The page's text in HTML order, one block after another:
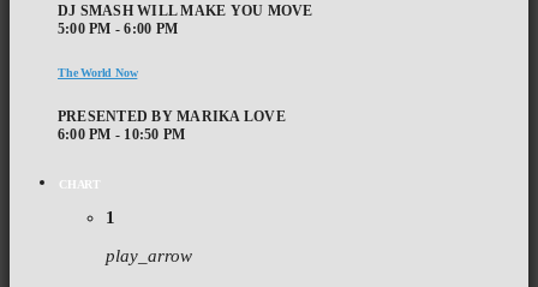
DJ SMASH WILL MAKE YOU MOVE
5:00 PM - 6:00 PM
The World Now
PRESENTED BY MARIKA LOVE
6:00 PM - 10:50 PM
CHART
1
play_arrow